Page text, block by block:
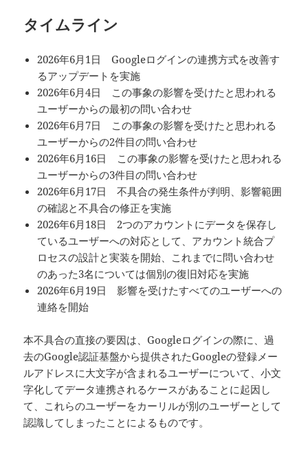
タイムライン
2026年6月1日 Googleログインの連携方式を改善す
るアップデートを実施
2026年6月4日 この事象の影響を受けたと思われる
ユーザーからの最初の問い合わせ
2026年6月7日 この事象の影響を受けたと思われる
ユーザーからの2件目の問い合わせ
2026年6月16日 この事象の影響を受けたと思われる
ユーザーからの3件目の問い合わせ
2026年6月17日 不具合の発生条件が判明、影響範囲
の確認と不具合の修正を実施
2026年6月18日 2つのアカウントにデータを保存し
ているユーザーへの対応として、アカウント統合プ
ロセスの設計と実装を開始、これまでに問い合わせ
のあった3名については個別の復旧対応を実施
2026年6月19日 影響を受けたすべてのユーザーへの
連絡を開始
本不具合の直接の要因は、Googleログインの際に、過
去のGoogle認証基盤から提供されたGoogleの登録メー
ルアドレスに大文字が含まれるユーザーについて、小文
字化してデータ連携されるケースがあることに起因し
て、これらのユーザーをカーリルが別のユーザーとして
認識してしまったことによるものです。